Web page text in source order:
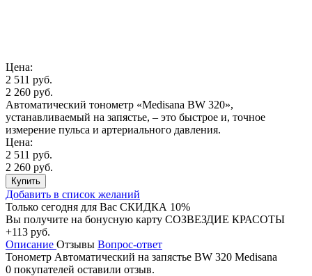
Цена:
2 511 руб.
2 260 руб.
Автоматический тонометр «Medisana BW 320»,
устанавливаемый на запястье, – это быстрое и, точное
измерение пульса и артериального давления.
Цена:
2 511 руб.
2 260 руб.
Купить
Добавить в список желаний
Только сегодня для Вас СКИДКА 10%
Вы получите на бонусную карту СОЗВЕЗДИЕ КРАСОТЫ
+113 руб.
Описание Отзывы Вопрос-ответ
Тонометр Автоматический на запястье BW 320 Medisana
0 покупателей оставили отзыв.